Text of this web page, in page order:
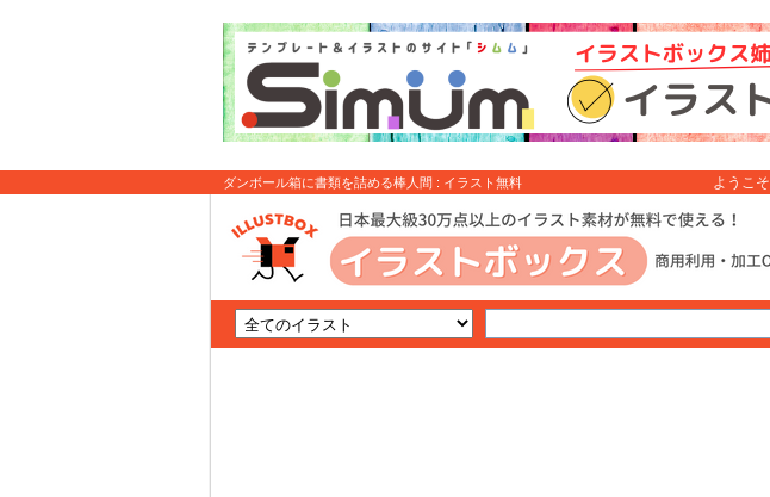
ダンボール箱に書類を詰める棒人間 : イラスト無料 ようこそ